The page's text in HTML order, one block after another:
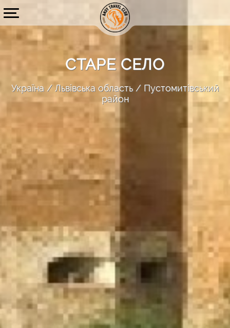
СТАРЕ СЕЛО
Україна Львівська область
Пустомитівський
район